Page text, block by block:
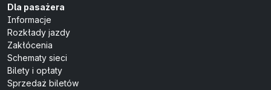
Dla pasażera
Informacje
Rozkłady jazdy
Zakłócenia
Schematy sieci
Bilety i opłaty
Sprzedaż biletów